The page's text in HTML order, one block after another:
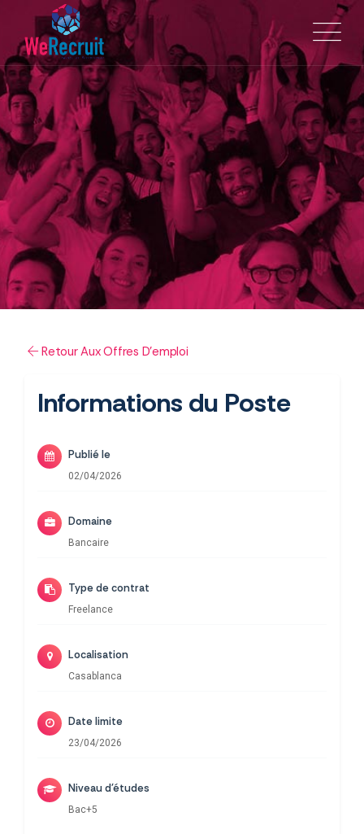
Retour Aux Offres D'emploi
Informations du Poste
Publié le
02/04/2026
Domaine
Bancaire
Type de contrat
Freelance
Localisation
Casablanca
Date limite
23/04/2026
Niveau d'études
Bac+5